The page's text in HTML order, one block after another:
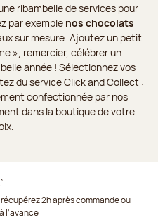
ribambelle de services pour
par exemple nos chocolats
sur mesure. Ajoutez un petit
», remercier, célébrer un
année ! Sélectionnez vos
du service Click and Collect :
confectionnée par nos
dans la boutique de votre
2h après commande ou
l'avance